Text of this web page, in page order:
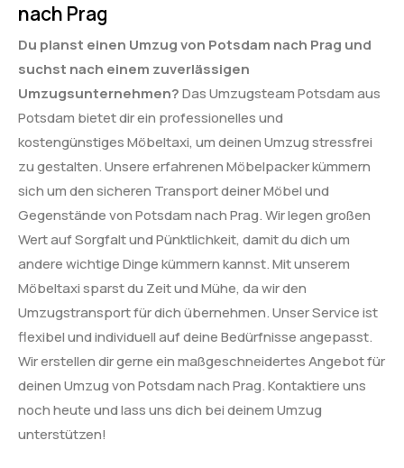
nach Prag
Du planst einen Umzug von Potsdam nach Prag und
suchst nach einem zuverlässigen
Umzugsunternehmen?Das Umzugsteam Potsdam aus
Potsdam bietet dir ein professionelles und
kostengünstiges Möbeltaxi, um deinen Umzug stressfrei
zu gestalten. Unsere erfahrenen Möbelpacker kümmern
sich um den sicheren Transport deiner Möbel und
Gegenstände von Potsdam nach Prag. Wir legen großen
Wert auf Sorgfalt und Pünktlichkeit, damit du dich um
andere wichtige Dinge kümmern kannst. Mit unserem
Möbeltaxi sparst du Zeit und Mühe, da wir den
Umzugstransport für dich übernehmen. Unser Service ist
flexibel und individuell auf deine Bedürfnisse angepasst.
Wir erstellen dir gerne ein maßgeschneidertes Angebot für
deinen Umzug von Potsdam nach Prag. Kontaktiere uns
noch heute und lass uns dich bei deinem Umzug
unterstützen!